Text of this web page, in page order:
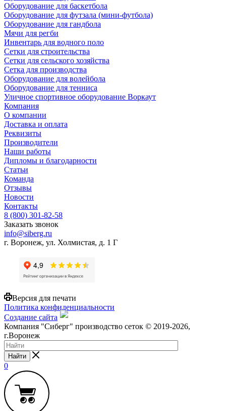
Оборудование для баскетбола
Оборудование для футзала (мини-футбола)
Оборудование для гандбола
Мячи для регби
Инвентарь для водного поло
Сетки для строительства
Сетки для сельского хозяйства
Сетка для производства
Оборудование для волейбола
Оборудование для тенниса
Уличное спортивное оборудование Воркаут
Компания
О компании
Доставка и оплата
Реквизиты
Производители
Наши работы
Дипломы и благодарности
Статьи
Команда
Отзывы
Новости
Контакты
8 (800) 301-82-58
Заказать звонок
info@siberg.ru
г. Воронеж, ул. Холмистая, д. 1 Г
Версия для печати
Политика конфиденциальности
Создание сайта
Компания "Сиберг" производство сеток © 2019-2026,
г.Воронеж
Найти
0